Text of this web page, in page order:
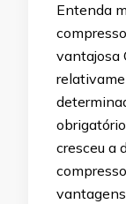
Entenda
vantajosa
cresceu a